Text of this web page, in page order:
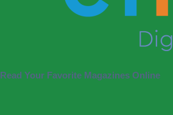
Read Your Favorite Magazines Online